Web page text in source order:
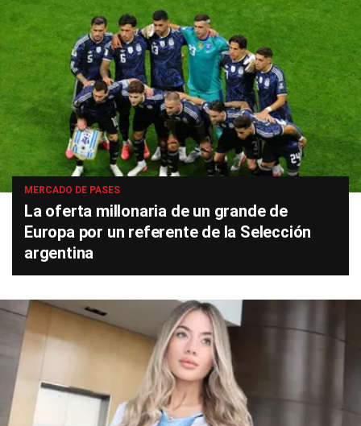
MERCADO DE PASES
La oferta millonaria de un grande de
Europa por un referente de la Selección
argentina